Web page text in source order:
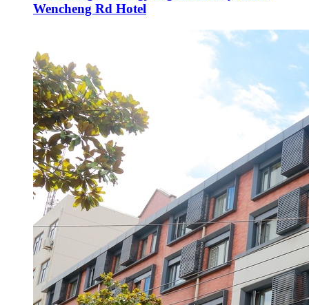
Wencheng Rd Hotel